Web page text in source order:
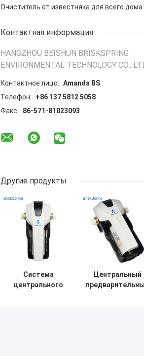
Очиститель от известняка для всего дома
Контактная информация
HANGZHOU BEISHUN BRISKSPRING
ENVIRONMENTAL TECHNOLOGY CO.,
Контактное лицо: Amanda BS
Телефон:
+86 137 5812 5058
Факс:
86-571-81023093
Другие продукты
Система
центрального
Центральный